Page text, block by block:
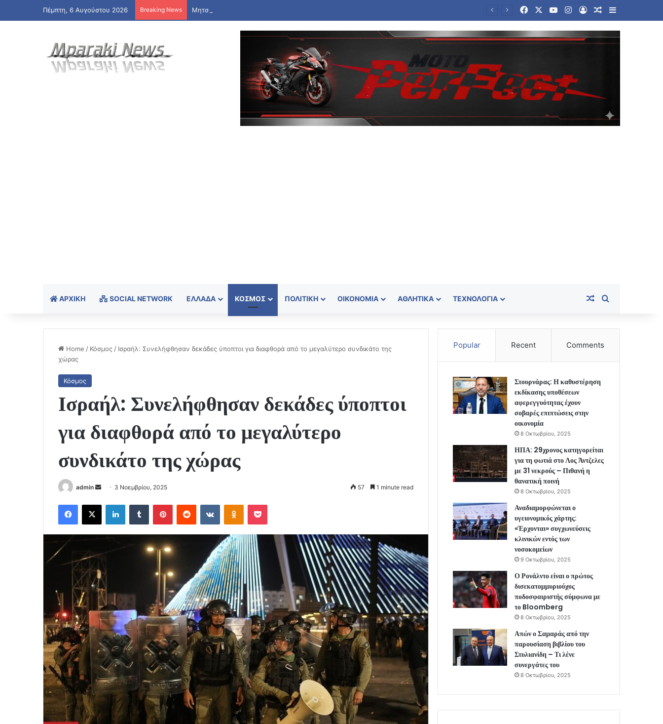
Πέμπτη, 6 Αυγούστου 2026 Breaking News FacebookYouTubeInstagram
Log InRandom Article
Sidebar
ΑΡΧΙΚΉ SOCIAL NETWORK ΕΛΛΆΔΑ ΚΌΣΜΟΣ ΠΟΛΙΤΙΚΉ ΟΙΚΟΝΟΜΊΑ ΑΘΛΗΤΙΚΆ ΤΕΧΝΟΛΟΓΊΑ Random Article
Home / Κόσμος / Ισραήλ: Συνελήφθησαν δεκάδες ύποπτοι για διαφθορά από το μεγαλύτερο συνδικάτο της
χώρας
Κόσμος
Ισραήλ: Συνελήφθησαν δεκάδες ύποπτοι
για διαφθορά από το μεγαλύτερο
συνδικάτο της χώρας
admin
Send
email
3 Νοεμβρίου, 2025 57 1 minute read
Facebook
X LinkedInTumblr PinterestReddit VKontakteOdnoklassniki
Pocket
Popular Recent Comments
Στουρνάρας: Η καθυστέρηση
εκδίκασης υποθέσεων
αφερεγγυότητας έχουν
σοβαρές επιπτώσεις στην
οικονομία
8 Οκτωβρίου, 2025
ΗΠΑ: 29χρονος κατηγορείται
για τη φωτιά στο Λος Άντζελες
με 31 νεκρούς – Πιθανή η
θανατική ποινή
8 Οκτωβρίου, 2025
Αναδιαμορφώνεται ο
υγειονομικός χάρτης:
«Έρχονται» συγχωνεύσεις
κλινικών εντός των
νοσοκομείων
9 Οκτωβρίου, 2025
Ο Ρονάλντο είναι ο πρώτος
δισεκατομμυριούχος
ποδοσφαιριστής σύμφωνα με
το Bloomberg
8 Οκτωβρίου, 2025
Απών ο Σαμαράς από την
παρουσίαση βιβλίου του
Στυλιανίδη – Τι λένε
συνεργάτες του
8 Οκτωβρίου, 2025